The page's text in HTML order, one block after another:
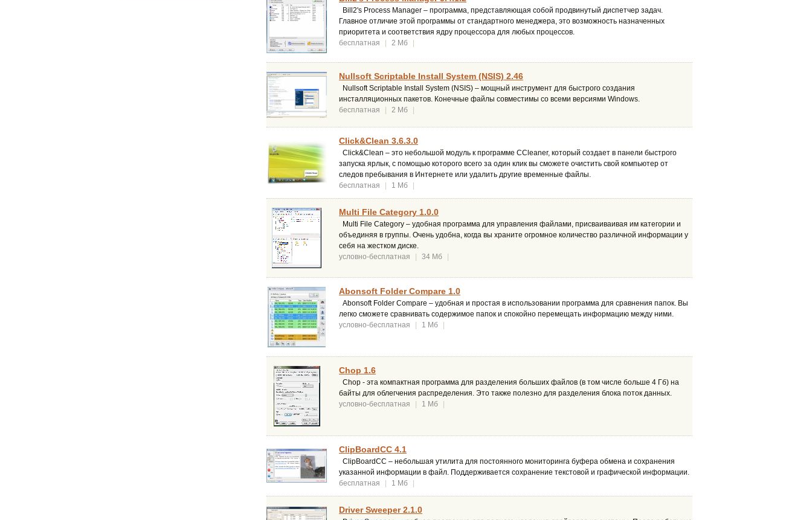
Bill2's Process Manager – программа, представляющая собой продвинутый диспетчер задач.
Главное отличие этой программы от стандартного менеджера, это возможность назначенных
приоритета и соответствия ядру процессора для любых процессов.
бесплатная
2 Мб
Nullsoft Scriptable Install System (NSIS) 2.46
Nullsoft Scriptable Install System (NSIS) – мощный инструмент для быстрого создания
инсталляционных пакетов. Конечные файлы совместимы со всеми версиями Windows.
бесплатная
2 Мб
Click&Clean 3.6.3.0
Click&Clean – это небольшой модуль к программе CCleaner, который создает в панели быстрого
запуска ярлык, с помощью которого всего за один клик вы сможете очистить свой компьютер от
следов пребывания в Интернете или удалить другие временные файлы.
бесплатная
1 Мб
Multi File Category 1.0.0
Multi File Category – удобная программа для управления файлами, присваиваивая им категории и
объединяя в группы. Очень удобна, когда вы храните огромное количество различной информации у
себя на жестком диске.
условно-бесплатная
34 Мб
Abonsoft Folder Compare 1.0
Abonsoft Folder Compare – удобная и простая в использовании программа для сравнения папок. Вы
легко сможете сравнивать содержимое папок и спокойно перемещать информацию между ними.
условно-бесплатная
1 Мб
Chop 1.6
Chop - эта компактная программа для разделения больших файлов (в том числе больше 4 Гб) на
байты для облегчения распределения. Это также полезно для разделения блока поток данных.
условно-бесплатная
1 Мб
ClipBoardCC 4.1
ClipBoardCC – небольшая утилита для постоянного мониторинга буфера обмена и сохранения
указанной информации в файл. Поддерживается сохранение текстовой и графической информации.
бесплатная
1 Мб
Driver Sweeper 2.1.0